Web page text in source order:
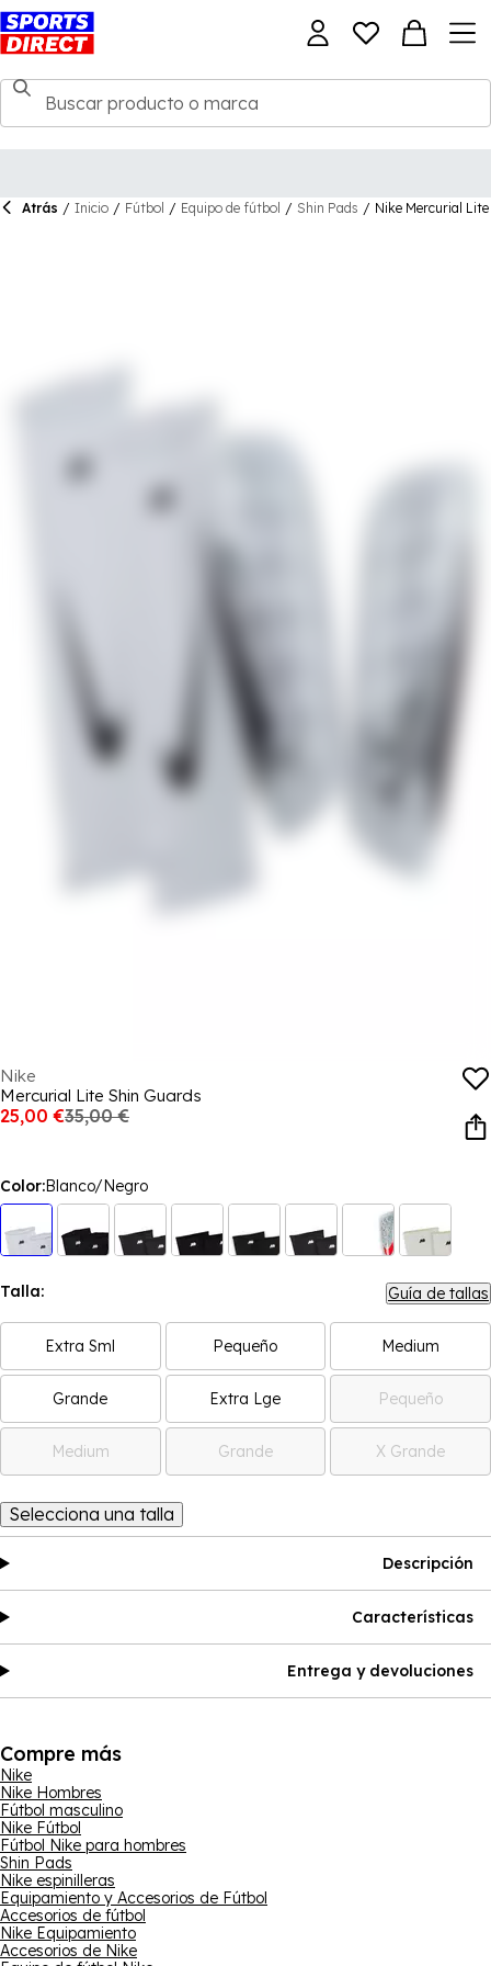
Atrás / Inicio / Fútbol / Equipo de fútbol / Shin Pads / Nike Mercurial
Nike
Mercurial Lite Shin Guards
25,00 €35,00 €
Color:Blanco/Negro
Talla: Guía de tallas
Extra Sml Pequeño Medium
Grande Extra Lge Pequeño
Medium Grande X Grande
Selecciona una talla
Descripción
Características
Entrega y devoluciones
Compre más
Nike
Nike Hombres
Fútbol masculino
Nike Fútbol
Fútbol Nike para hombres
Shin Pads
Nike espinilleras
Equipamiento y Accesorios de Fútbol
Accesorios de fútbol
Nike Equipamiento
Accesorios de Nike